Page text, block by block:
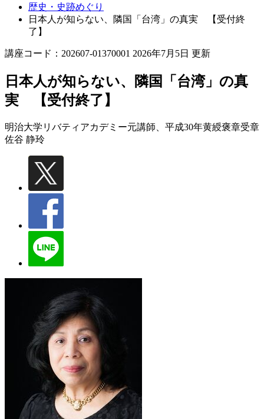
歴史・史跡めぐり
日本人が知らない、隣国「台湾」の真実 【受付終
了】
講座コード：202607-01370001 2026年7月5日 更新
日本人が知らない、隣国「台湾」の真
実 【受付終了】
明治大学リバティアカデミー元講師、平成30年黄綬褒章受章
佐谷 静玲